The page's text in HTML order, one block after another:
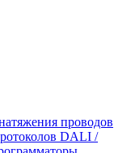
проводов
DALI /